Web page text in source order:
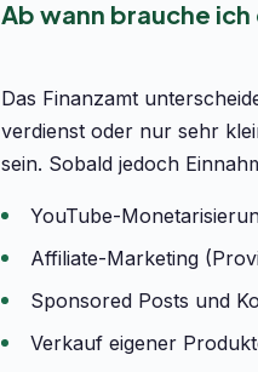
Ab wann brauche
Das Finanzamt
verdienst oder nur sehr
sein. Sobald jedoch
YouTube-
Affiliate-Marketing
Sponsored Posts und
Verkauf eigener